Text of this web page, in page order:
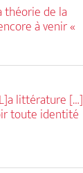
théorie de la
à venir«
littérature […]
toute identité